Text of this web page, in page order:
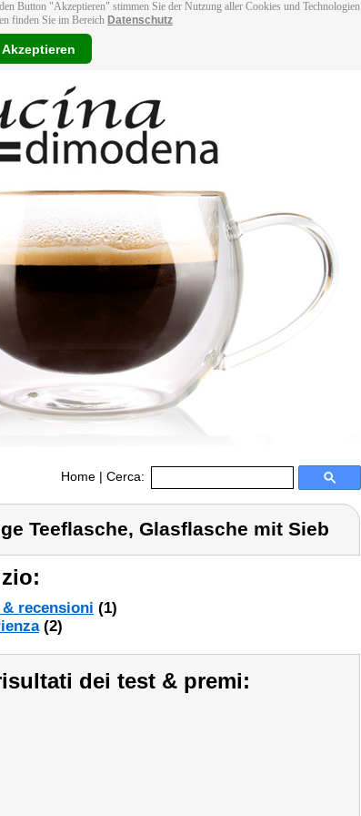
Button "Akzeptieren" stimmen Sie der Nutzung aller Cookies und Technologien
finden Sie im Bereich Datenschutz
Akzeptieren
Home | Cerca:
Teeflasche, Glasflasche mit Sieb
recensioni (1)
(2)
dei test & premi: